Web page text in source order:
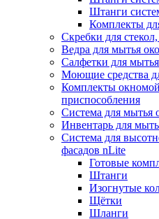
Штанги
Комплекты
Скребки для
Ведра для мытья
Салфетки для
Моющие средства
Комплекты
приспособления
Система для мытья
Инвентарь для
Система для
фасадов nLite
Готовые
Штанги
Изогнутые
Щётки
Шланги